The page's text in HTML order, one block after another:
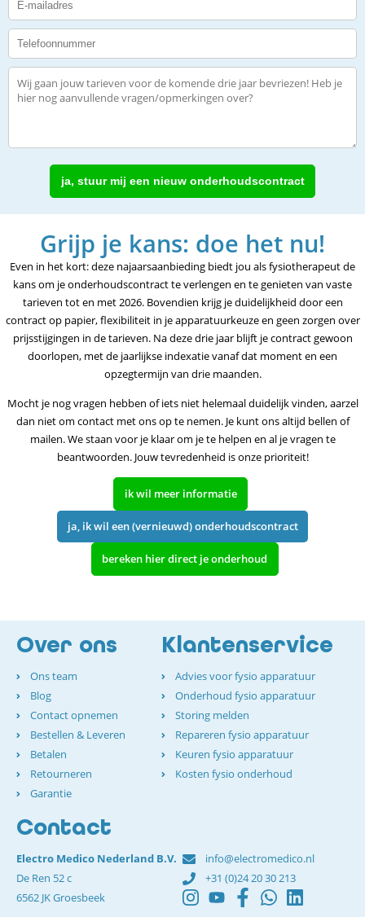
Grijp je kans: doe het nu!
Even in het kort: deze najaarsaanbieding biedt jou als fysiotherapeut de
kans om je onderhoudscontract te verlengen en te genieten van vaste
tarieven tot en met 2026. Bovendien krijg je duidelijkheid door een
contract op papier, flexibiliteit in je apparatuurkeuze en geen zorgen over
prijsstijgingen in de tarieven. Na deze drie jaar blijft je contract gewoon
doorlopen, met de jaarlijkse indexatie vanaf dat moment en een
opzegtermijn van drie maanden.
Mocht je nog vragen hebben of iets niet helemaal duidelijk vinden, aarzel
dan niet om contact met ons op te nemen. Je kunt ons altijd bellen of
mailen. We staan voor je klaar om je te helpen en al je vragen te
beantwoorden. Jouw tevredenheid is onze prioriteit!
ik wil meer informatie
ja, ik wil een (vernieuwd) onderhoudscontract
bereken hier direct je onderhoud
Over ons
Ons team
Blog
Contact opnemen
Bestellen & Leveren
Betalen
Retourneren
Garantie
Klantenservice
Advies voor fysio apparatuur
Onderhoud fysio apparatuur
Storing melden
Repareren fysio apparatuur
Keuren fysio apparatuur
Kosten fysio onderhoud
Contact
Electro Medico Nederland B.V.
De Ren 52 c
6562 JK Groesbeek
info@electromedico.nl
+31 (0)24 20 30 213